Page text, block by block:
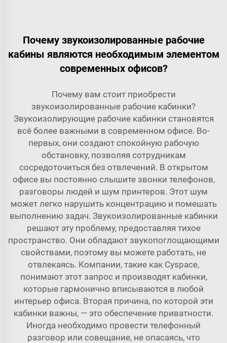
Почему звукоизолированные рабочие
кабины являются необходимым элементом
современных офисов?
Почему вам стоит приобрести
звукоизолированные рабочие кабинки?
Звукоизолирующие рабочие кабинки становятся
всё более важными в современном офисе. Во-
первых, они создают спокойную рабочую
обстановку, позволяя сотрудникам
сосредоточиться без отвлечений. В открытом
офисе вы постоянно слышите звонки телефонов,
разговоры людей и шум принтеров. Этот шум
может легко нарушить концентрацию и помешать
выполнению задач. Звукоизолированные кабинки
решают эту проблему, предоставляя тихое
пространство. Они обладают звукопоглощающими
свойствами, поэтому вы можете работать, не
отвлекаясь. Компании, такие как Cyspace,
понимают этот запрос и производят кабинки,
которые гармонично вписываются в любой
интерьер офиса. Вторая причина, по которой эти
кабинки важны, — это обеспечение приватности.
Иногда необходимо провести телефонный
разговор или совещание, не опасаясь, что